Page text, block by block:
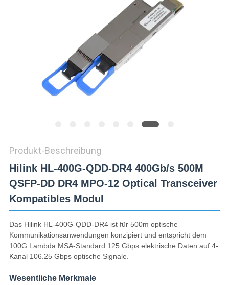
DATENSCHUTZRICHTLINIE
Produkt-Beschreibung
Hilink HL-400G-QDD-DR4 400Gb/s 500M
QSFP-DD DR4 MPO-12 Optical Transceiver
Kompatibles Modul
Das Hilink HL-400G-QDD-DR4 ist für 500m optische
Kommunikationsanwendungen konzipiert und entspricht dem
100G Lambda MSA-Standard.125 Gbps elektrische Daten auf 4-
Kanal 106.25 Gbps optische Signale.
Wesentliche Merkmale